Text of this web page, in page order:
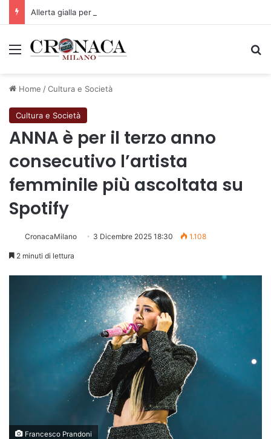
Allerta gialla per rischio temporali a partire dalle ore 18
Menu
Home /Cultura e Società
Cultura e Società
ANNA è per il terzo anno
consecutivo l’artista
femminile più ascoltata su
Spotify
CronacaMilano 3 Dicembre 2025 18:30 1.108
2 minuti di lettura
Francesco Prandoni